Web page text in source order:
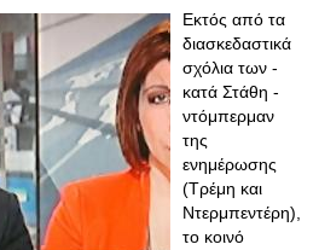
Εκτός από τα
διασκεδαστικά
σχόλια των -
κατά Στάθη -
ντόμπερμαν
της
ενημέρωσης
(Τρέμη και
Ντερμπεντέρη),
το κοινό